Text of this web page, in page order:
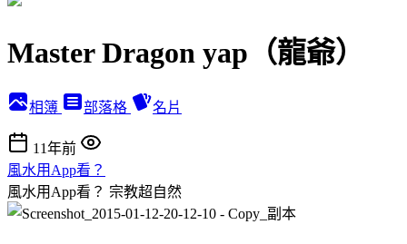
Master Dragon yap（龍爺）
相簿 部落格 名片
11年前
風水用App看？
風水用App看？ 宗教超自然